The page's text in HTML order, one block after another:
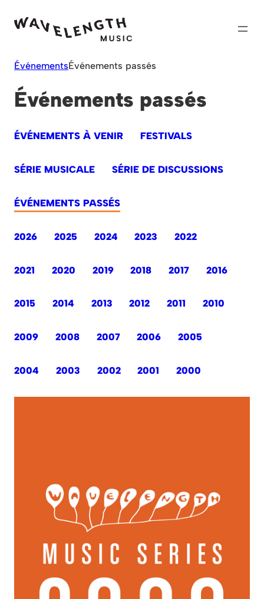
ÉvénementsÉvénements passés
Événements passés
ÉVÉNEMENTS À VENIR FESTIVALS
SÉRIE MUSICALE SÉRIE DE DISCUSSIONS
ÉVÉNEMENTS PASSÉS
2026 2025 2024 2023 2022
2021 2020 2019 2018 2017 2016
2015 2014 2013 2012 2011 2010
2009 2008 2007 2006 2005
2004 2003 2002 2001 2000